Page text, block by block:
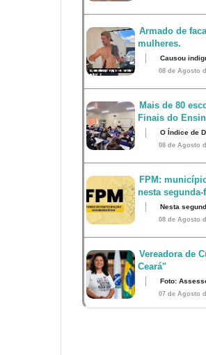
Armado de
mulheres.
Causou
08 de Agosto
Mais de 80
Finais do
O Índice de
08 de Agosto
FPM:
nesta segunda-
Nesta
08 de Agosto
Vereadora de
Ceará"
Foto:
07 de Agosto